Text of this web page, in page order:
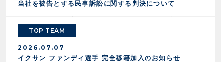
当社を被告とする民事訴訟に関する判決について
TOP TEAM
2026.07.07
イクサン ファンディ選手 完全移籍加入のお知らせ